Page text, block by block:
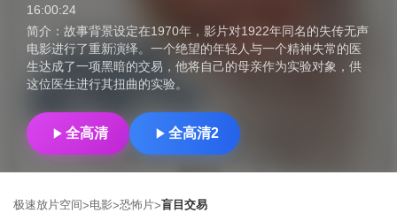
16:00:24
简介： 故事背景设定在1970年，影片对1922年同名的失传无声
电影进行了重新演绎。一个绝望的年轻人与一个精神失常的医
生达成了一项黑暗的交易，他将自己的母亲作为实验对象，供
这位医生进行其扭曲的实验。
全高清 全高清2
极速放片空间>电影>恐怖片>盲目交易